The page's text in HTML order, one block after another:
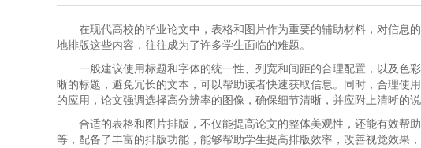
在现代高校的毕业论文中，表格和图片作为重要的辅助材料，对信息
地排版这些内容，往往成为了许多学生面临的难题。
一般建议使用标题和字体的统一性、列宽和间距的合理配置，以及色
晰的标题，避免冗长的文本，可以帮助读者快速获取信息。同时，合理使
的应用，论文强调选择高分辨率的图像，确保细节清晰，并应附上清晰的
合适的表格和图片排版，不仅能提高论文的整体美观性，还能有效帮
等，配备了丰富的排版功能，能够帮助学生提高排版效率，改善视觉效果